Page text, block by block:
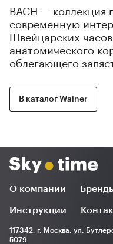
BACH — коллекция
современную
Швейцарских
анатомического
облегающего
В каталог Wainer
О компании
Инструкции
117342, г. Москва, ул.
5079